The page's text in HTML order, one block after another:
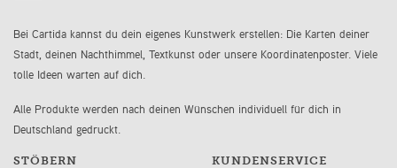
Bei Cartida kannst du dein eigenes Kunstwerk erstellen: Die Karten deiner
Stadt, deinen Nachthimmel, Textkunst oder unsere Koordinatenposter. Viele
tolle Ideen warten auf dich.
Alle Produkte werden nach deinen Wünschen individuell für dich in
Deutschland gedruckt.
STÖBERN KUNDENSERVICE